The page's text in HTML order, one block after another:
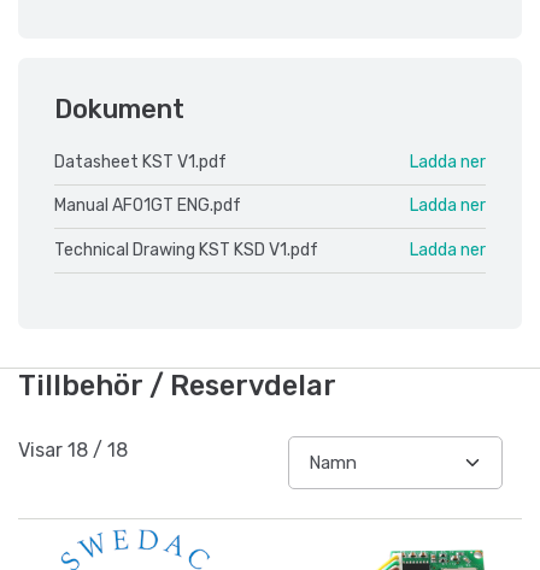
Dokument
Datasheet KST V1.pdf Ladda ner
Manual AF01GT ENG.pdf Ladda ner
Technical Drawing KST KSD V1.pdf Ladda ner
Tillbehör / Reservdelar
Visar 18 / 18